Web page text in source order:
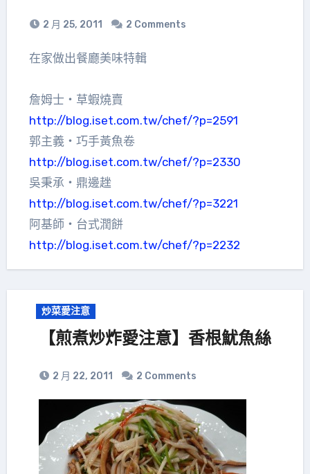
2 月 25, 2011 2 Comments
在家做出餐廳美味特輯
詹姆士‧草蝦燒賣
http://blog.iset.com.tw/chef/?p=2591
郭主義‧巧手黃魚卷
http://blog.iset.com.tw/chef/?p=2330
吳秉承‧鼎邊趖
http://blog.iset.com.tw/chef/?p=3221
阿基師‧台式潤餅
http://blog.iset.com.tw/chef/?p=2232
炒菜愛注意
【煎煮炒炸愛注意】香根魷魚絲
2 月 22, 2011 2 Comments